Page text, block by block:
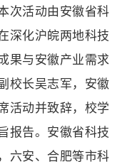
次活动由安徽省科
深化沪皖两地科技
果与安徽产业需求
校长吴志军，安徽
活动并致辞，校学
报告。安徽省科技
六安、合肥等市科